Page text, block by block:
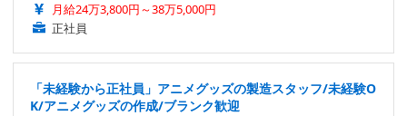
月給24万3,800円～38万5,000円
正社員
「未経験から正社員」アニメグッズの製造スタッフ/未経験O
K/アニメグッズの作成/ブランク歓迎